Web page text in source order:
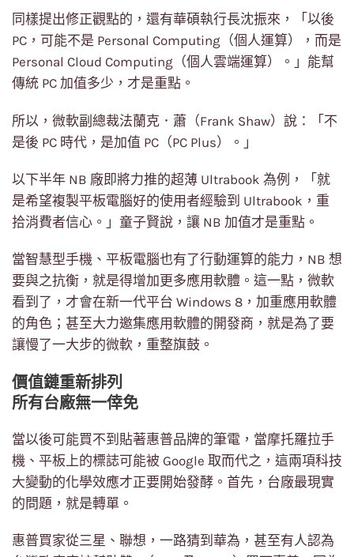
同樣提出修正觀點的，還有華碩執行長沈振來，「以後
PC，可能不是 Personal Computing（個人運算），而是
Personal Cloud Computing（個人雲端運算）。」能幫
傳統 PC 加值多少，才是重點。
所以，微軟副總裁法蘭克．蕭（Frank Shaw）說：「不
是後 PC 時代，是加值 PC（PC Plus）。」
以下半年 NB 廠即將力推的超薄 Ultrabook 為例，「就
是希望複製平板電腦好的使用者經驗到 Ultrabook，重
拾消費者信心。」童子賢說，讓 NB 加值才是重點。
當智慧型手機、平板電腦也有了行動運算的能力，NB 想
要與之抗衡，就是得增加更多應用軟體。這一點，微軟
看到了，才會在新一代平台 Windows 8，加重應用軟體
的角色；甚至大力邀集應用軟體的開發商，就是為了要
讓慢了一大步的微軟，重整旗鼓。
價值鏈重新排列
所有台廠無一倖免
當以後可能買不到貼著惠普品牌的筆電，當摩托羅拉手
機、平板上的標誌可能被 Google 取而代之，這兩項科技
大變動的化學效應才正要開始發酵。首先，台廠最現實
的問題，就是轉單。
惠普買家從三星、聯想，一路猜到華為，甚至有人認為